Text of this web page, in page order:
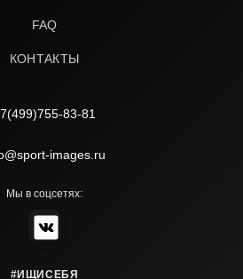
FAQ
КОНТАКТЫ
83-81
images.ru
Мы в соцсетях:
#ИЩИСЕБЯ